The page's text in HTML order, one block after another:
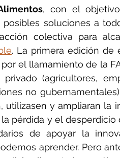
, con el
soluciones a
colectiva para
. La primera edición de
el llamamiento de la
(agricultores,
no
utilizasen y ampliaran la
pérdida y el desperdicio
de apoyar la
aprender. Pero